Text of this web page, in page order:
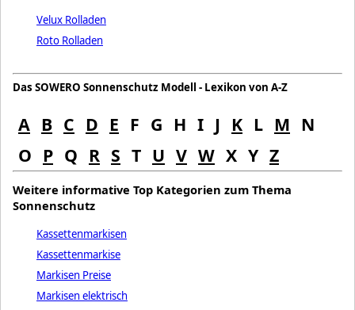
Velux Rolladen
Roto Rolladen
Das SOWERO Sonnenschutz Modell - Lexikon von A-Z
A B C D E F G H I J K L M N
O P Q R S T U V W X Y Z
Weitere informative Top Kategorien zum Thema
Sonnenschutz
Kassettenmarkisen
Kassettenmarkise
Markisen Preise
Markisen elektrisch